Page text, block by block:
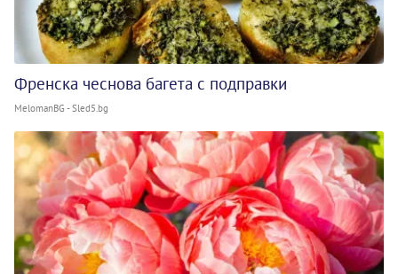
Френска чеснова багета с подправки
MelomanBG - Sled5.bg